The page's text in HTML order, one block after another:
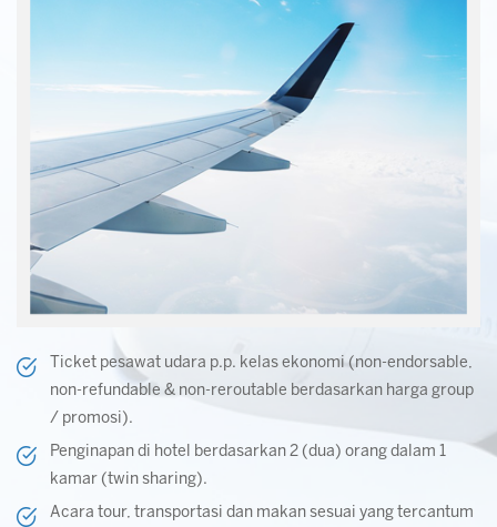
Ticket pesawat udara p.p. kelas ekonomi (non-endorsable,
non-refundable & non-reroutable berdasarkan harga group
/ promosi).
Penginapan di hotel berdasarkan 2 (dua) orang dalam 1
kamar (twin sharing).
Acara tour, transportasi dan makan sesuai yang tercantum